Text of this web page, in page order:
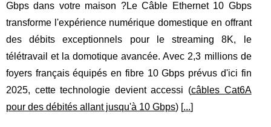
Gbps dans votre maison ?Le Câble Ethernet 10 Gbps
transforme l'expérience numérique domestique en offrant
des débits exceptionnels pour le streaming 8K, le
télétravail et la domotique avancée. Avec 2,3 millions de
foyers français équipés en fibre 10 Gbps prévus d'ici fin
2025, cette technologie devient accessi (câbles Cat6A
pour des débités allant jusqu'à 10 Gbps) [...]